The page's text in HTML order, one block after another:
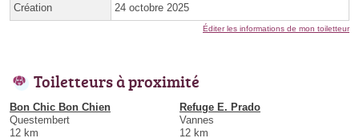
Création 24 octobre 2025
Éditer les informations de mon toiletteur
Toiletteurs à proximité
Bon Chic Bon Chien
Questembert
12 km
Refuge E. Prado
Vannes
12 km